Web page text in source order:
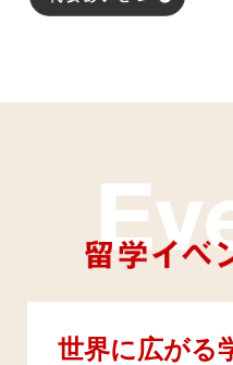
世界に広がる